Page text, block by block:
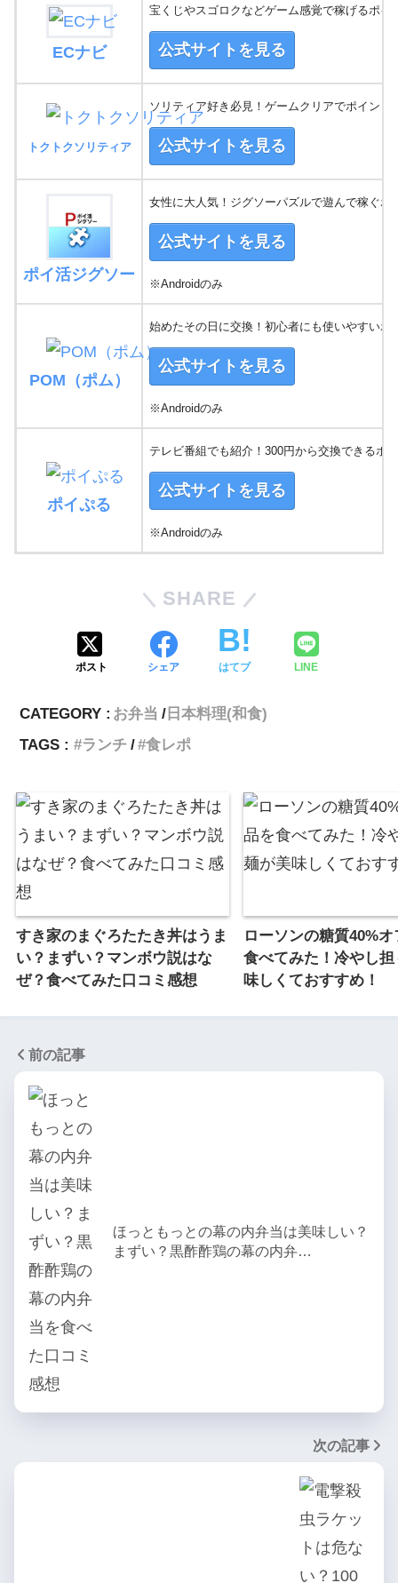
ECナビ
宝くじやスゴロクなどゲーム感覚で稼げるポイ
公式サイトを見る
トクトクソリティア
ソリティア好き必見！ゲームクリアでポイント
公式サイトを見る
ポイ活ジグソー
女性に大人気！ジグソーパズルで遊んで稼ぐポ
公式サイトを見る
※Androidのみ
POM（ポム）
始めたその日に交換！初心者にも使いやすいポ
公式サイトを見る
※Androidのみ
ポイぷる
テレビ番組でも紹介！300円から交換できるポ
公式サイトを見る
※Androidのみ
SHARE
ポスト シェア はてブ LINE
CATEGORY : お弁当
日本料理(和食)
TAGS :
ランチ 食レポ
すき家のまぐろたたき丼はうま
い？まずい？マンボウ説はな
ぜ？食べてみた口コミ感想
ローソンの糖質40%
食べてみた！冷やし
味しくておすすめ！
前の記事
ほっともっとの幕の内弁当は美味しい？
まずい？黒酢酢鶏の幕の内弁…
次の記事